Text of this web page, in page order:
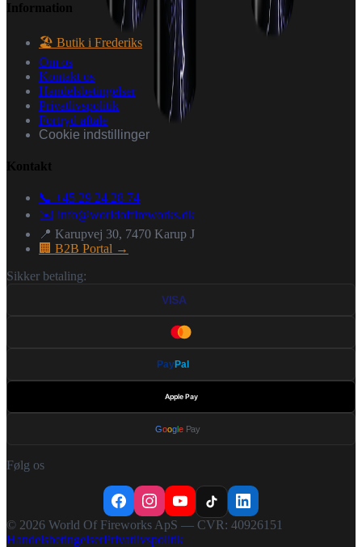
Information
🏖️ Butik i Frederiks
Om os
Kontakt os
Handelsbetingelser
Privatlivspolitik
Fortryd aftale
Cookie indstillinger
Kontakt
📞 +45 29 24 28 74
✉️ info@worldoffireworks.dk
📍 Karupvej 30, 7470 Karup J
🏢 B2B Portal →
Sikker betaling:
VISA
PayPal
Apple Pay
Google Pay
Følg os
© 2026 World Of Fireworks ApS — CVR: 40926151
HandelsbetingelserPrivatlivspolitik